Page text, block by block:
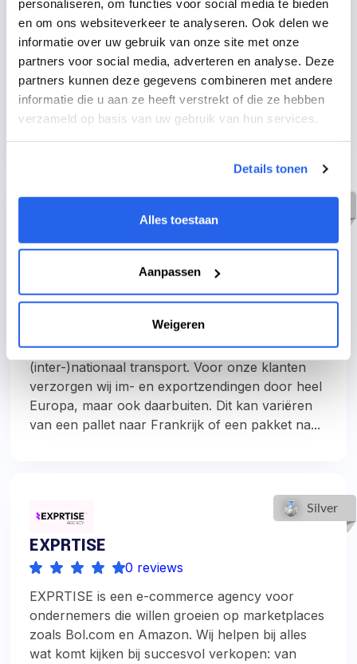
personaliseren, om functies voor social media te bieden
en om ons websiteverkeer te analyseren. Ook delen we
informatie over uw gebruik van onze site met onze
partners voor social media, adverteren en analyse. Deze
partners kunnen deze gegevens combineren met andere
informatie die u aan ze heeft verstrekt of die ze hebben
verzameld op basis van uw gebruik van hun services.
Details tonen
Alles toestaan
Aanpassen
Weigeren
Wil jij graag de gehele logistiek voor jouw
Bol.com onderneming uit handen geven? Wij zijn
bij Future Fulfilment gespecialiseerd in het
ontzorgen en opschalen van market place
verkopers door heel Europa. Wij kunnen zowel
in NL als in Europa met snelle levertijden en
scherpe tarieven leveren. Zoek j...
0 reviews
businesspartner van A-merken vervoerders en
gespecialiseerd in alle vormen van
(inter-)nationaal transport. Voor onze klanten
verzorgen wij im- en exportzendingen door heel
Europa, maar ook daarbuiten. Dit kan variëren
van een pallet naar Frankrijk of een pakket na...
EXPRTISE
0 reviews
EXPRTISE is een e-commerce agency voor
ondernemers die willen groeien op marketplaces
zoals Bol.com en Amazon. Wij helpen bij alles
wat komt kijken bij succesvol verkopen: van